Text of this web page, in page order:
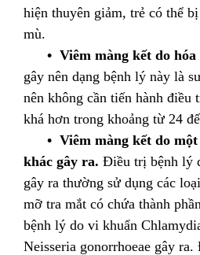
hiện thuyên giảm, trẻ có thể
mù.
• Viêm màng kết do hóa
gây nên dạng bệnh lý này là
nên không cần tiến hành điều
khá hơn trong khoảng từ 24
• Viêm màng kết do
khác gây ra. Điều trị bệnh lý
gây ra thường sử dụng các
mỡ tra mắt có chứa thành
bệnh lý do vi khuẩn
Neisseria gonorrhoeae gây